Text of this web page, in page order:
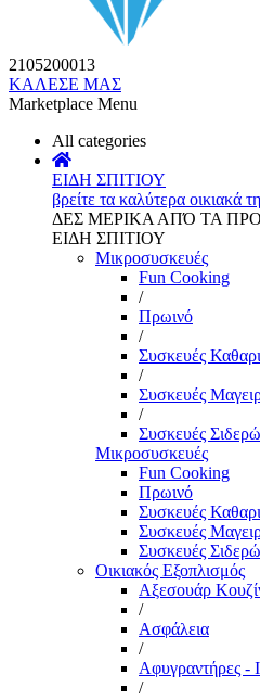
2105200013
ΚΑΛΕΣΕ ΜΑΣ
Marketplace Menu
All categories
ΕΙΔΗ ΣΠΙΤΙΟΥ
βρείτε τα καλύτερα οικιακά
ΔΕΣ ΜΕΡΙΚΑ ΑΠΌ ΤΑ
ΕΙΔΗ ΣΠΙΤΙΟΥ
Μικροσυσκευές
Fun Cooking
/
Πρωινό
/
Συσκευές
/
Συσκευές
/
Συσκευές
Μικροσυσκευές
Fun Cooking
Πρωινό
Συσκευές
Συσκευές
Συσκευές
Οικιακός Εξοπλισμός
Αξεσουάρ
/
Ασφάλεια
/
Αφυγραντήρες -
/